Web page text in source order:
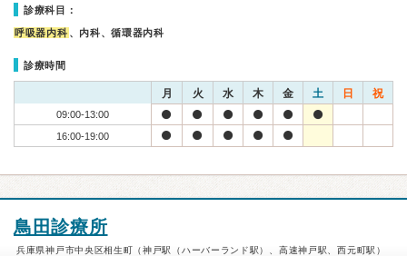
診療科目：
呼吸器内科 、内科、循環器内科
診療時間
月 火 水 木 金 土 日 祝
09:00-13:00
16:00-19:00
鳥田診療所
兵庫県神戸市中央区相生町（神戸駅（ハーバーランド駅）、高速神戸駅、西元町駅）